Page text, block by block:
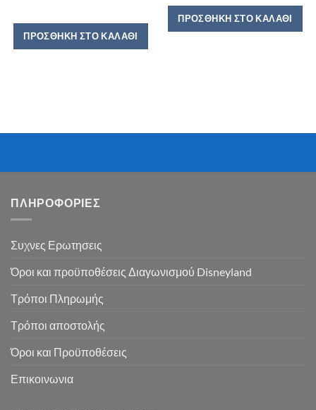
ΠΡΟΣΘΉΚΗ ΣΤΟ ΚΑΛΆΘΙ
ΠΡΟΣΘΉΚΗ ΣΤΟ ΚΑΛΆΘΙ
ΠΛΗΡΟΦΟΡΙΕΣ
Συχνες Ερωτησεις
Όροι και προϋποθέσεις Διαγωνισμού Disneyland
Τρόποι Πληρωμής
Τρόποι αποστολής
Όροι και Προϋποθέσεις
Επικοινωνια